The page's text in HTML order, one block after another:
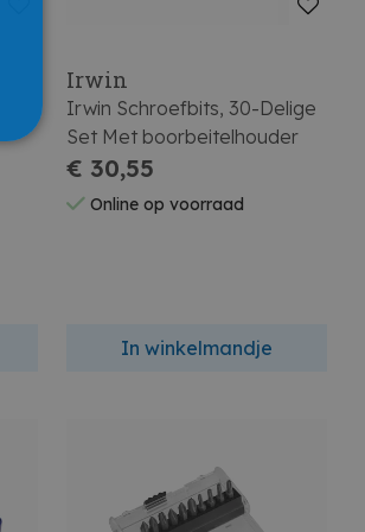
Irwin
Irwin Schroefbits, 30-Delige
Set Met boorbeitelhouder
€ 30,55
Online op voorraad
In winkelmandje